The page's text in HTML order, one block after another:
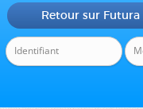
Retour sur Futura